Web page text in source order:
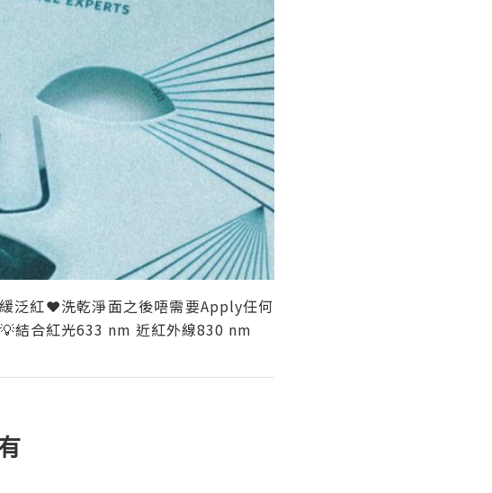
泛紅❤️洗乾淨面之後唔需要Apply任何
結合紅光633 nm 近紅外線830 nm🪄